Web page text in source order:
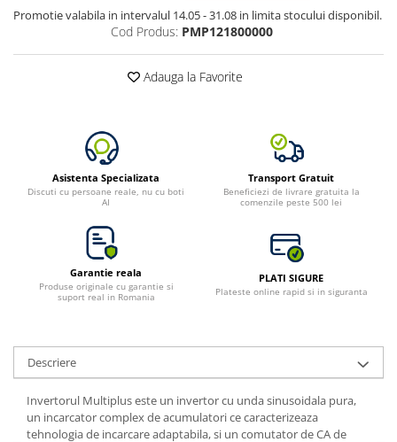
Panouri Solare Pliabile
Cauta dupa marca
Toate panourile portabile
Kituri solare pentru balcon
Frigidere Portabile
Componente Fotovoltaice
Incarcatoare solare
Incarcatoare solare MPPT
Interfete si cabluri
Cabluri panouri fotovoltaice
Cabluri pentru echipamente
fotovoltaice
Promotie valabila in intervalul 14.05 - 31.08 in limita stocului disponibil.
Cod Produs: PMP121800000
Adauga la Favorite
Asistenta Specializata
Discuti cu persoane reale, nu cu boti
AI
Transport Gratuit
Beneficiezi de livrare gratuita la
comenzile peste 500 lei
Garantie reala
Produse originale cu garantie si
suport real in Romania
PLATI SIGURE
Plateste online rapid si in siguranta
Descriere
Invertorul Multiplus este un invertor cu unda sinusoidala pura,
un incarcator complex de acumulatori ce caracterizeaza
tehnologia de incarcare adaptabila, si un comutator de CA de